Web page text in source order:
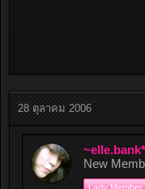
28 ตุลาคม 2006
~elle.bank*
New